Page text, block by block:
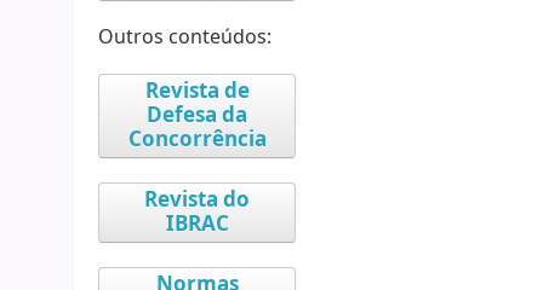
Outros conteúdos:
Revista de
Defesa da
Concorrência
Revista do
IBRAC